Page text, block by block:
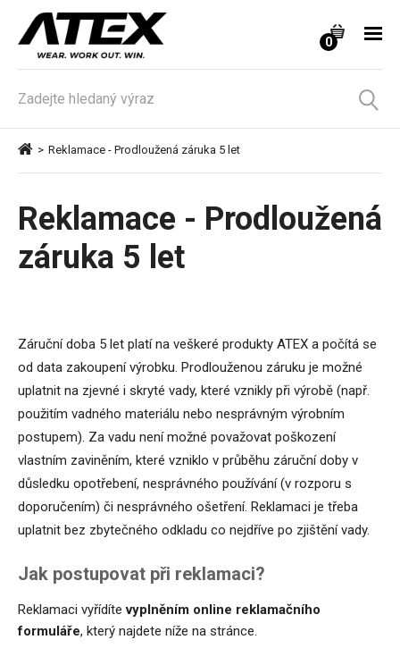
0
> Reklamace - Prodloužená záruka 5 let
Reklamace - Prodloužená
záruka 5 let
Záruční doba 5 let platí na veškeré produkty ATEX a počítá se
od data zakoupení výrobku. Prodlouženou záruku je možné
uplatnit na zjevné i skryté vady, které vznikly při výrobě (např.
použitím vadného materiálu nebo nesprávným výrobním
postupem). Za vadu není možné považovat poškození
vlastním zaviněním, které vzniklo v průběhu záruční doby v
důsledku opotřebení, nesprávného používání (v rozporu s
doporučením) či nesprávného ošetření. Reklamaci je třeba
uplatnit bez zbytečného odkladu co nejdříve po zjištění vady.
Jak postupovat při reklamaci?
Reklamaci vyřídítevyplněním online reklamačního
formuláře, který najdete níže na stránce.